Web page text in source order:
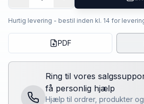
Hurtig levering - bestil inden kl. 14 for
PDF
Ring til vores
få personlig hjælp
Hjælp til ordrer, produkter og